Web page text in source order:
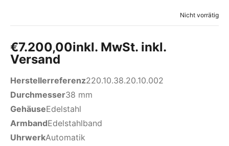
Nicht vorrätig
€7.200,00inkl. MwSt. inkl.
Versand
Herstellerreferenz220.10.38.20.10.002
Durchmesser38 mm
GehäuseEdelstahl
ArmbandEdelstahlband
UhrwerkAutomatik